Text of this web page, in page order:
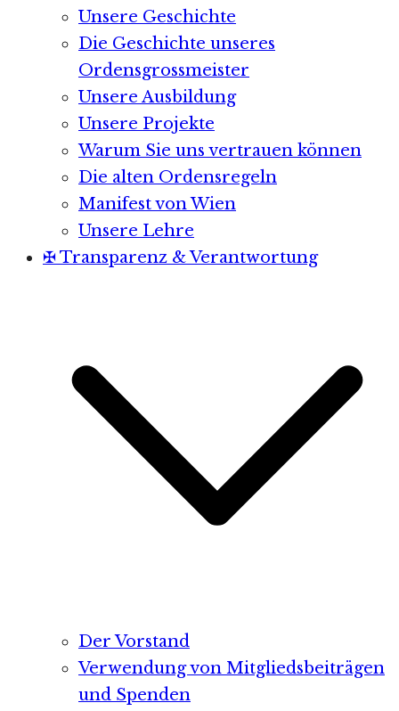
Unsere Geschichte
Die Geschichte unseres
Ordensgrossmeister
Unsere Ausbildung
Unsere Projekte
Warum Sie uns vertrauen können
Die alten Ordensregeln
Manifest von Wien
Unsere Lehre
✠ Transparenz & Verantwortung
Der Vorstand
Verwendung von Mitgliedsbeiträgen
und Spenden